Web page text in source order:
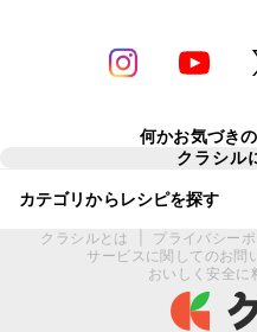
何かお気づき
クラシル
カテゴリからレシピを探す
クラシルとは プライバシー
サービスに関してのお問
おいしく安全に